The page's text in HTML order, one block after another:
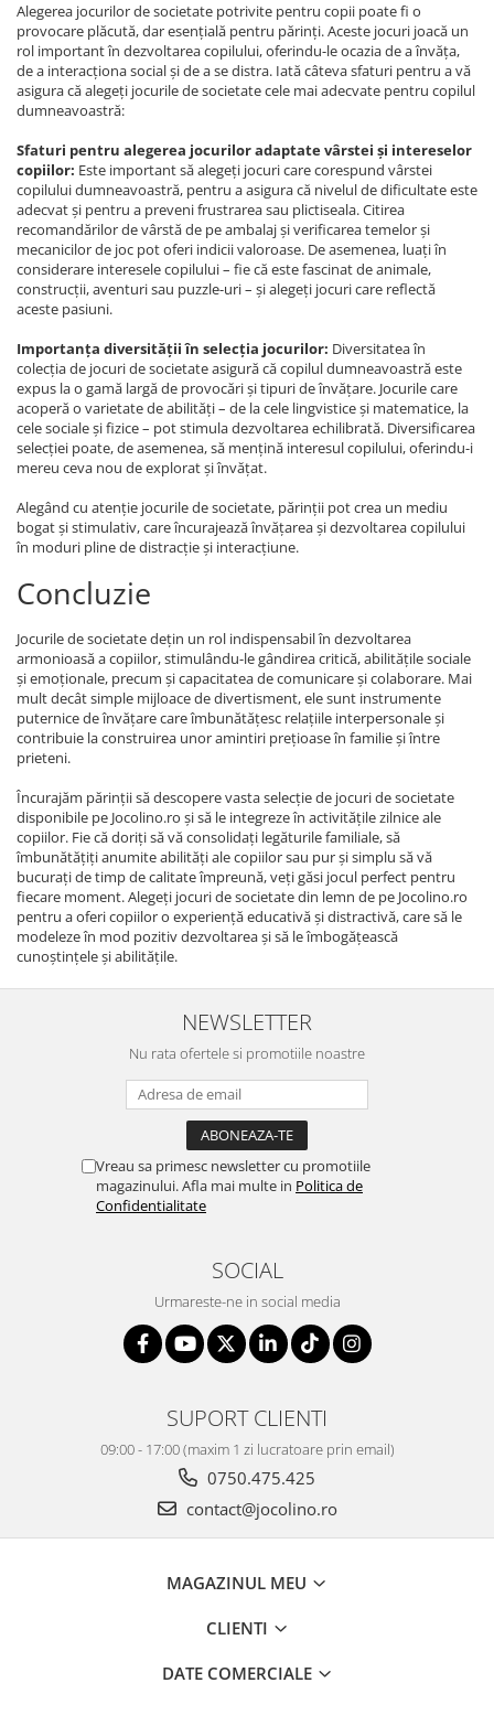
Alegerea jocurilor de societate potrivite pentru copii poate fi o
provocare plăcută, dar esențială pentru părinți. Aceste jocuri joacă un
rol important în dezvoltarea copilului, oferindu-le ocazia de a învăța,
de a interacționa social și de a se distra. Iată câteva sfaturi pentru a vă
asigura că alegeți jocurile de societate cele mai adecvate pentru copilul
dumneavoastră:
Sfaturi pentru alegerea jocurilor adaptate vârstei și intereselor
copiilor: Este important să alegeți jocuri care corespund vârstei
copilului dumneavoastră, pentru a asigura că nivelul de dificultate este
adecvat și pentru a preveni frustrarea sau plictiseala. Citirea
recomandărilor de vârstă de pe ambalaj și verificarea temelor și
mecanicilor de joc pot oferi indicii valoroase. De asemenea, luați în
considerare interesele copilului – fie că este fascinat de animale,
construcții, aventuri sau puzzle-uri – și alegeți jocuri care reflectă
aceste pasiuni.
Importanța diversității în selecția jocurilor: Diversitatea în
colecția de jocuri de societate asigură că copilul dumneavoastră este
expus la o gamă largă de provocări și tipuri de învățare. Jocurile care
acoperă o varietate de abilități – de la cele lingvistice și matematice, la
cele sociale și fizice – pot stimula dezvoltarea echilibrată. Diversificarea
selecției poate, de asemenea, să mențină interesul copilului, oferindu-i
mereu ceva nou de explorat și învățat.
Alegând cu atenție jocurile de societate, părinții pot crea un mediu
bogat și stimulativ, care încurajează învățarea și dezvoltarea copilului
în moduri pline de distracție și interacțiune.
Concluzie
Jocurile de societate dețin un rol indispensabil în dezvoltarea
armonioasă a copiilor, stimulându-le gândirea critică, abilitățile sociale
și emoționale, precum și capacitatea de comunicare și colaborare. Mai
mult decât simple mijloace de divertisment, ele sunt instrumente
puternice de învățare care îmbunătățesc relațiile interpersonale și
contribuie la construirea unor amintiri prețioase în familie și între
prieteni.
Încurajăm părinții să descopere vasta selecție de jocuri de societate
disponibile pe Jocolino.ro și să le integreze în activitățile zilnice ale
copiilor. Fie că doriți să vă consolidați legăturile familiale, să
îmbunătățiți anumite abilități ale copiilor sau pur și simplu să vă
bucurați de timp de calitate împreună, veți găsi jocul perfect pentru
fiecare moment. Alegeți jocuri de societate din lemn de pe Jocolino.ro
pentru a oferi copiilor o experiență educativă și distractivă, care să le
modeleze în mod pozitiv dezvoltarea și să le îmbogățească
cunoștințele și abilitățile.
NEWSLETTER
Nu rata ofertele si promotiile noastre
Vreau sa primesc newsletter cu promotiile
magazinului. Afla mai multe in Politica de
Confidentialitate
SOCIAL
Urmareste-ne in social media
SUPORT CLIENTI
09:00 - 17:00 (maxim 1 zi lucratoare prin email)
0750.475.425
contact@jocolino.ro
MAGAZINUL MEU
CLIENTI
DATE COMERCIALE